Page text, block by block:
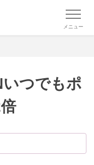
メニュー
いつでもポ